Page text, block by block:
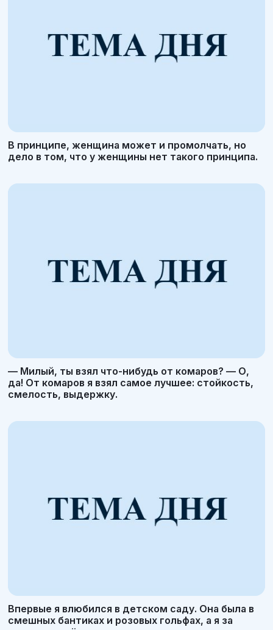
В принципе, женщина может и промолчать, но
дело в том, что у женщины нет такого принципа.
— Милый, ты взял что-нибудь от комаров? — О,
да! От комаров я взял самое лучшее: стойкость,
смелость, выдержку.
Впервые я влюбился в детском саду. Она была в
смешных бантиках и розовых гольфах, а я за